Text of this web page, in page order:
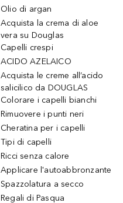
Olio di argan
Acquista la crema di aloe
vera su Douglas
Capelli crespi
ACIDO AZELAICO
Acquista le creme all’acido
salicilico da DOUGLAS
Colorare i capelli bianchi
Rimuovere i punti neri
Cheratina per i capelli
Tipi di capelli
Ricci senza calore
Applicare l'autoabbronzante
Spazzolatura a secco
Regali di Pasqua